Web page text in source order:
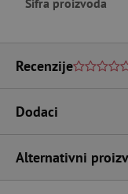
Recenzije
Dodaci
Alternativni